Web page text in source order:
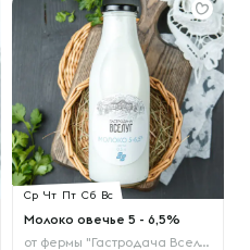
Ср Чт Пт Сб Вс
Молоко овечье 5 - 6,5%
от фермы "Гастродача Вселуг"